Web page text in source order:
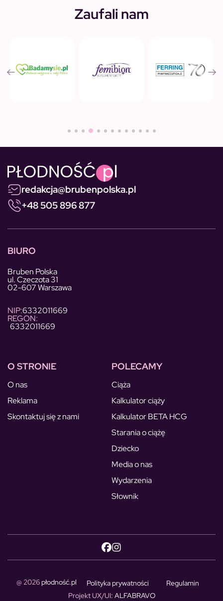
Zaufali nam
redakcja@brubenpolska.pl
+48 505 896 877
BIURO
Bruben Polska
ul. Czeczota 31
02-607 Warszawa
NIP:6332011669
REGON:
6332011669
O STRONIE
O nas
Reklama
Skontaktuj się z nami
POLECAMY
Ciąża
Kalkulator ciąży
Kalkulator BETA HCG
Starania o ciążę
Dziecko
Media o nas
Wydarzenia
Słownik
@ 2026płodność.pl Polityka prywatności
Regulamin
Projekt UX/UI: ALFABRAVO